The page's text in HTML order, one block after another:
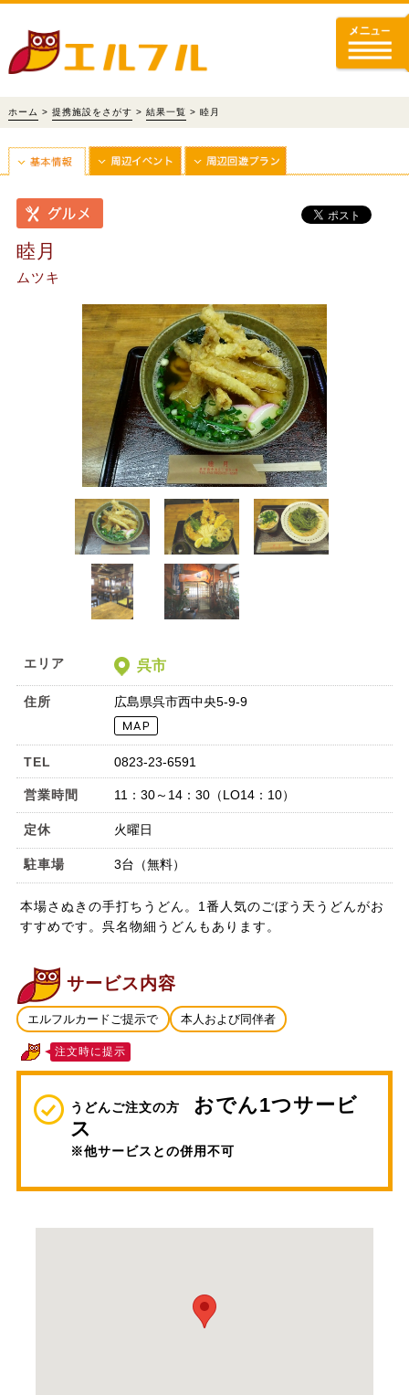
ホーム > 提携施設をさがす > 結果一覧 > 睦月
睦月
ムツキ
エリア 呉市
住所 広島県呉市西中央5-9-9
TEL 0823-23-6591
営業時間 11：30～14：30（LO14：10）
定休 火曜日
駐車場 3台（無料）
本場さぬきの手打ちうどん。1番人気のごぼう天うどんがお
すすめです。呉名物細うどんもあります。
サービス内容
エルフルカードご提示で 本人および同伴者
注文時に提示
うどんご注文の方 おでん1つサービ
ス
※他サービスとの併用不可